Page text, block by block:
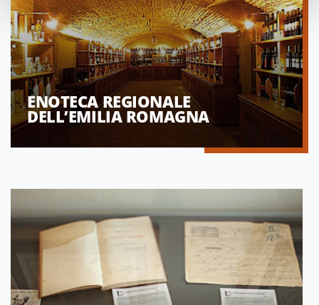
ENOTECA REGIONALE
DELL’EMILIA ROMAGNA